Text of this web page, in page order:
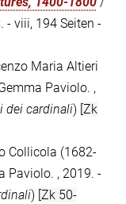
- viii, 194 Seiten -
Maria Altieri
Paviolo. ,
dei cardinali) [Zk
Collicola (1682-
Paviolo. , 2019. -
) [Zk 50-